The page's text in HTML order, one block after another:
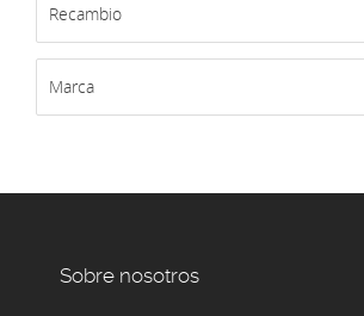
Recambio
Marca
Sobre nosotros